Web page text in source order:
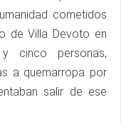
cometidos
de Villa Devoto en
cinco personas,
a quemarropa por
salir de ese